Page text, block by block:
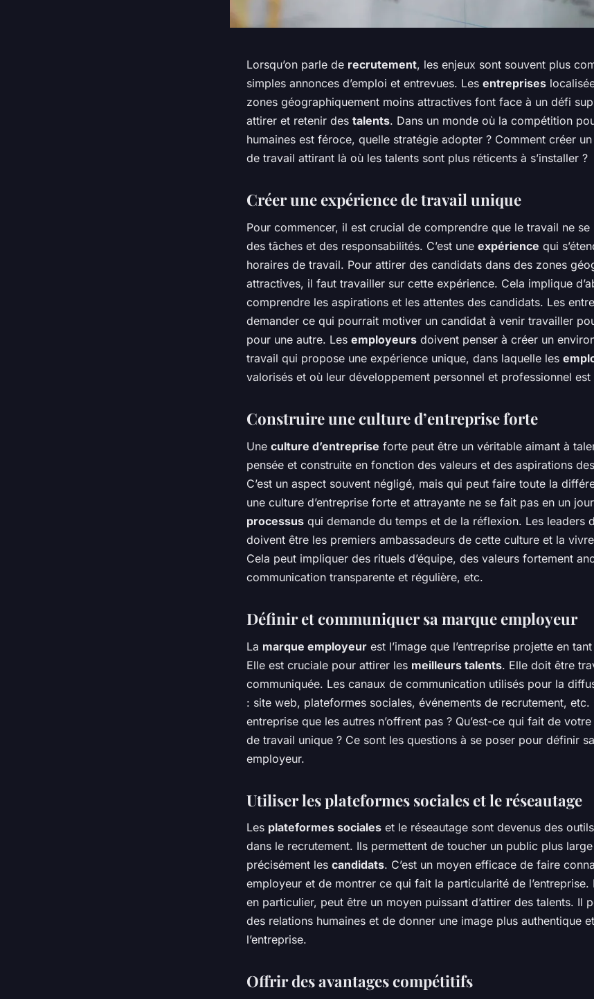
Lorsqu’on parle de recrutement, les enjeux sont souvent plus
simples annonces d’emploi et entrevues. Les entreprises
zones géographiquement moins attractives font face à un défi
attirer et retenir des talents. Dans un monde où la compétition
humaines est féroce, quelle stratégie adopter ? Comment créer
de travail attirant là où les talents sont plus réticents à s’installer ?
Créer une expérience de travail unique
Pour commencer, il est crucial de comprendre que le travail ne se
des tâches et des responsabilités. C’est une expérience qui
horaires de travail. Pour attirer des candidats dans des zones
attractives, il faut travailler sur cette expérience. Cela implique
comprendre les aspirations et les attentes des candidats. Les
demander ce qui pourrait motiver un candidat à venir travailler
pour une autre. Les employeurs doivent penser à créer un
travail qui propose une expérience unique, dans laquelle les
valorisés et où leur développement personnel et professionnel
Construire une culture d’entreprise forte
Une culture d’entreprise forte peut être un véritable aimant à
pensée et construite en fonction des valeurs et des aspirations
C’est un aspect souvent négligé, mais qui peut faire toute la
une culture d’entreprise forte et attrayante ne se fait pas en un
processus qui demande du temps et de la réflexion. Les leaders
doivent être les premiers ambassadeurs de cette culture et la
Cela peut impliquer des rituels d’équipe, des valeurs fortement
communication transparente et régulière, etc.
Définir et communiquer sa marque employeur
La marque employeur est l’image que l’entreprise projette en
Elle est cruciale pour attirer les meilleurs talents. Elle doit être
communiquée. Les canaux de communication utilisés pour la
: site web, plateformes sociales, événements de recrutement, etc.
entreprise que les autres n’offrent pas ? Qu’est-ce qui fait de
de travail unique ? Ce sont les questions à se poser pour définir
employeur.
Utiliser les plateformes sociales et le réseautage
Les plateformes sociales et le réseautage sont devenus des
dans le recrutement. Ils permettent de toucher un public plus
précisément les candidats. C’est un moyen efficace de faire
employeur et de montrer ce qui fait la particularité de l’entreprise.
en particulier, peut être un moyen puissant d’attirer des talents. Il
des relations humaines et de donner une image plus authentique
l’entreprise.
Offrir des avantages compétitifs